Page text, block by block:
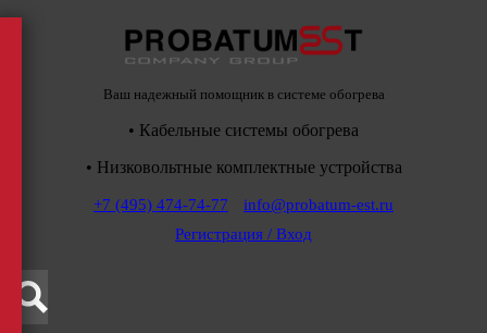
Ваш надежный помощник в системе обогрева
• Кабельные системы обогрева
• Низковольтные комплектные устройства
+7 (495) 474-74-77
info@probatum-est.ru
Регистрация / Вход